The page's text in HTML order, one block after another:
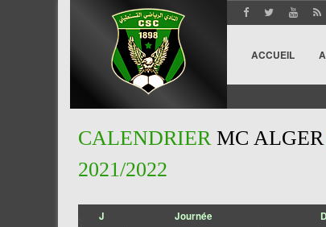
ACCUEIL
CALENDRIER MC ALGER
2021/2022
J Journée